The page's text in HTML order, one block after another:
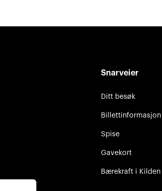
Snarveier
Ditt besøk
Billettinformasjon
Spise
Gavekort
Bærekraft i Kilden